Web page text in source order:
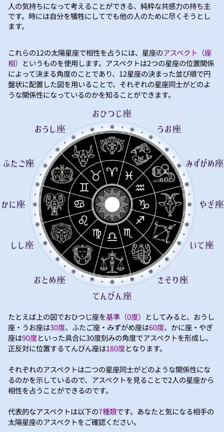
人の気持ちになって考えることができる、純粋な共感力の持ち主
です。時には自分を犠牲にしてでも他の人のために尽くそうとし
ます。
これらの12の太陽星座で相性を占うには、星座のアスペクト（座
相） というものを使用します。アスペクトは2つの星座の位置関係
によって決まる角度のことであり、12星座の決まった並び順で円
盤状に配置した図を用いることで、それぞれの星座同士がどのよ
うな関係性になっているのかを知ることができます。
たとえば上の図でおひつじ座を基準（0度） としてみると、おうし
座・うお座は30度、ふたご座・みずがめ座は60度、かに座・やぎ
座は90度といった具合に30度刻みの角度でアスペクトを形成し、
正反対に位置するてんびん座は180度となります。
それぞれのアスペクトは二つの星座同士がどのような関係性にな
るのかを示しているので、アスペクトを見ることで2人の星座から
相性を占うことができるのです。
代表的なアスペクトは以下の7種類です。あなたと気になる相手の
太陽星座のアスペクトをご確認ください。